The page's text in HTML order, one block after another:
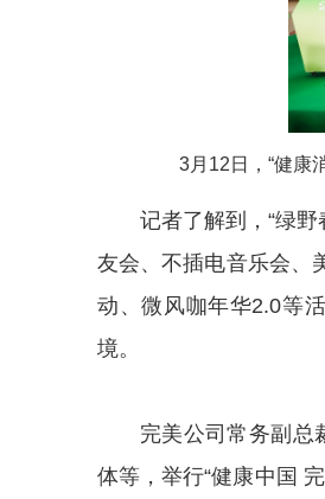
3月12日，“健康
记者了解到，“绿
友会、不插电音乐会、
动、微风咖年华2.0等
境。
完美公司常务副总
体等，举行“健康中国